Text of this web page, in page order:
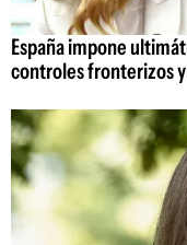
España impone
controles fronterizos